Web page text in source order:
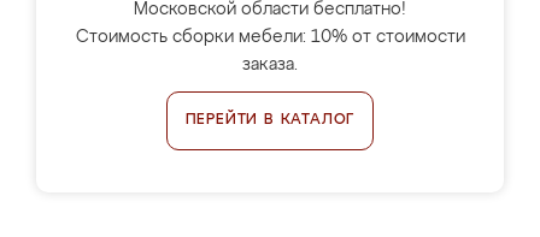
Московской области бесплатно!
Стоимость сборки мебели: 10% от стоимости
заказа.
ПЕРЕЙТИ В КАТАЛОГ